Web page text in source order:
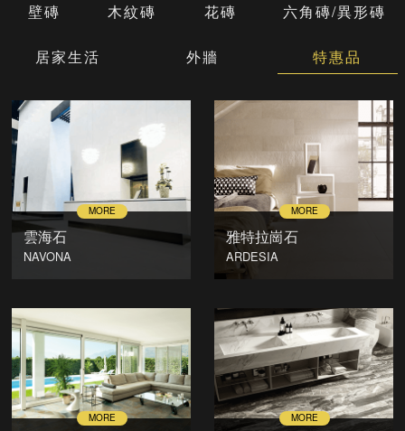
Downloads
型錄下載
壁磚 木紋磚 花磚 六角磚/異形磚
居家生活 外牆 特惠品
雲海石
NAVONA
雅特拉崗石
ARDESIA